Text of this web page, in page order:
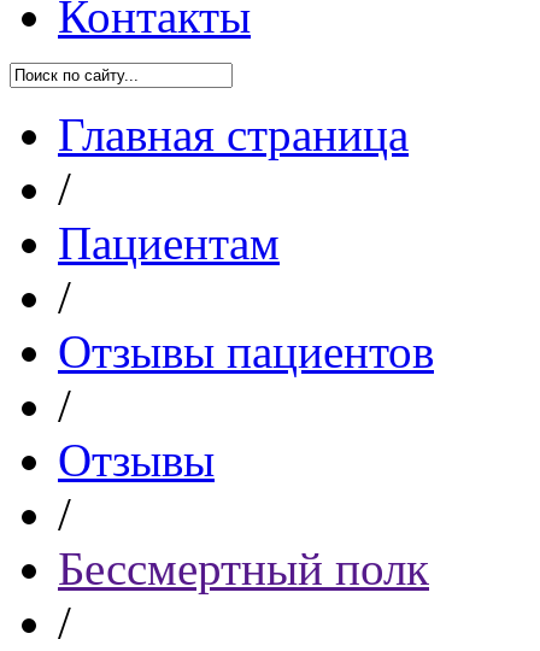
Контакты
Главная страница
/
Пациентам
/
Отзывы пациентов
/
Отзывы
/
Бессмертный полк
/